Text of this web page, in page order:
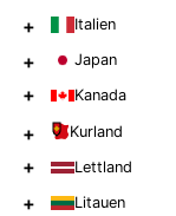
+ Italien
+ Japan
+ Kanada
+ Kurland
+ Lettland
+ Litauen